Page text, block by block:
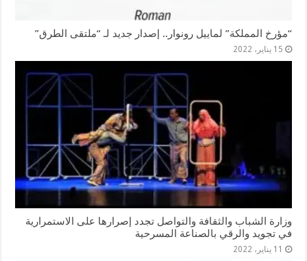
“مؤرخ المملكة” لماييل رونوار.. إصدار جديد لـ “ملتقى الطرق”
15 يناير، 2022
وزارة الشباب والثقافة والتواصل تجدد إصرارها على الاستمرارية
في تجويد والرقي بالصناعة المسرحية
11 يناير، 2022